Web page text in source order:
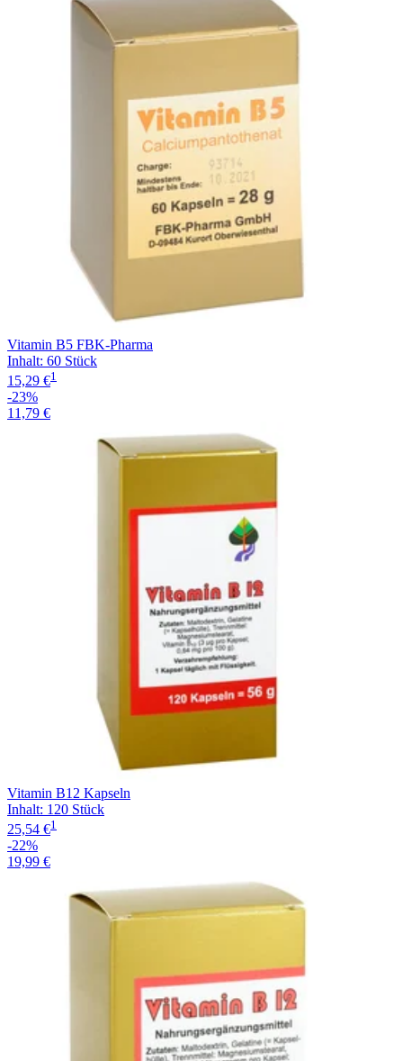
Vitamin B5 FBK-Pharma
Inhalt: 60 Stück
15,29 €1
-23%
11,79 €
Vitamin B12 Kapseln
Inhalt: 120 Stück
25,54 €1
-22%
19,99 €